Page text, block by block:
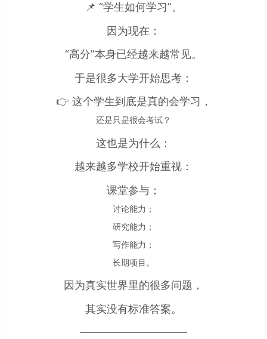
📌 “学生如何学习”。
因为现在：
“高分”本身已经越来越常见。
于是很多大学开始思考：
👉 这个学生到底是真的会学习，
还是只是很会考试？
这也是为什么：
越来越多学校开始重视：
课堂参与；
讨论能力；
研究能力；
写作能力；
长期项目。
因为真实世界里的很多问题，
其实没有标准答案。
——————————